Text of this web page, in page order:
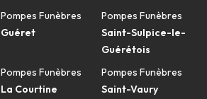
Pompes Funèbres
Guéret
Pompes Funèbres
La Courtine
Pompes Funèbres
Saint-Sulpice-le-
Guérétois
Pompes Funèbres
Saint-Vaury